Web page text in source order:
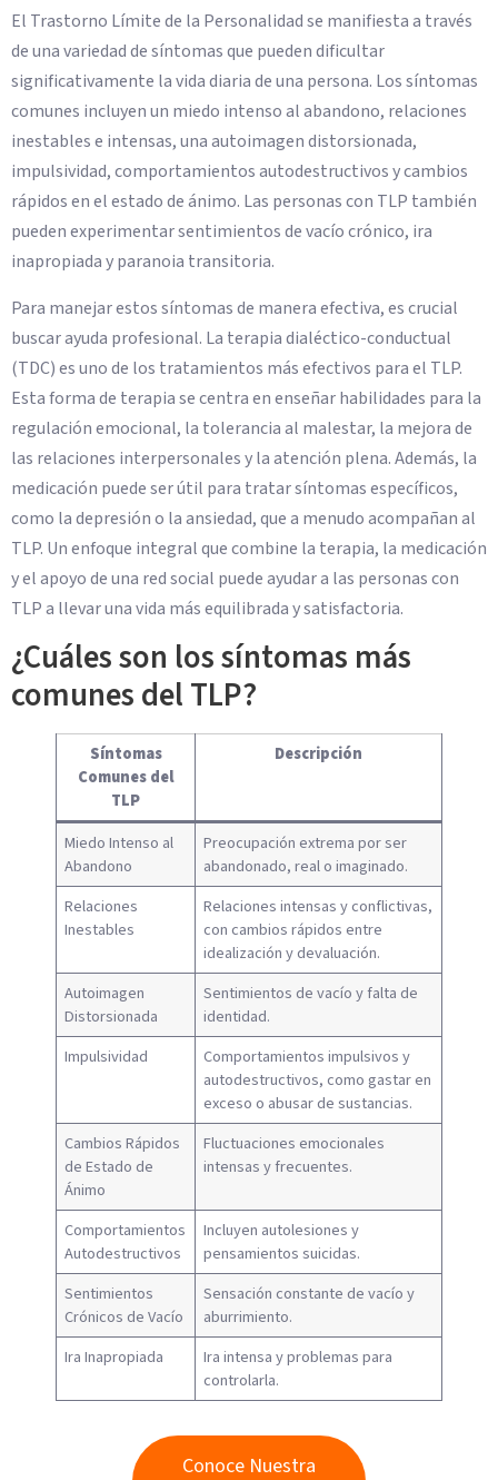
El Trastorno Límite de la Personalidad se manifiesta a través
de una variedad de síntomas que pueden dificultar
significativamente la vida diaria de una persona. Los síntomas
comunes incluyen un miedo intenso al abandono, relaciones
inestables e intensas, una autoimagen distorsionada,
impulsividad, comportamientos autodestructivos y cambios
rápidos en el estado de ánimo. Las personas con TLP también
pueden experimentar sentimientos de vacío crónico, ira
inapropiada y paranoia transitoria.
Para manejar estos síntomas de manera efectiva, es crucial
buscar ayuda profesional. La terapia dialéctico-conductual
(TDC) es uno de los tratamientos más efectivos para el TLP.
Esta forma de terapia se centra en enseñar habilidades para la
regulación emocional, la tolerancia al malestar, la mejora de
las relaciones interpersonales y la atención plena. Además, la
medicación puede ser útil para tratar síntomas específicos,
como la depresión o la ansiedad, que a menudo acompañan al
TLP. Un enfoque integral que combine la terapia, la medicación
y el apoyo de una red social puede ayudar a las personas con
TLP a llevar una vida más equilibrada y satisfactoria.
¿Cuáles son los síntomas más
comunes del TLP?
Síntomas
Comunes del
TLP
Descripción
Miedo Intenso al
Abandono
Preocupación extrema por ser
abandonado, real o imaginado.
Relaciones
Inestables
Relaciones intensas y conflictivas,
con cambios rápidos entre
idealización y devaluación.
Autoimagen
Distorsionada
Sentimientos de vacío y falta de
identidad.
Impulsividad
Comportamientos impulsivos y
autodestructivos, como gastar en
exceso o abusar de sustancias.
Cambios Rápidos
de Estado de
Ánimo
Fluctuaciones emocionales
intensas y frecuentes.
Comportamientos
Autodestructivos
Incluyen autolesiones y
pensamientos suicidas.
Sentimientos
Crónicos de Vacío
Sensación constante de vacío y
aburrimiento.
Ira Inapropiada
Ira intensa y problemas para
controlarla.
Conoce Nuestra